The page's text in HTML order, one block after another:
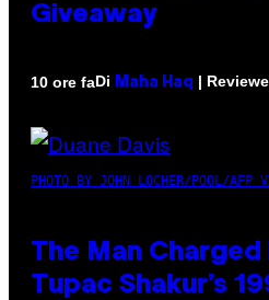
Giveaway
10 ore faDi Maha Haq |
PHOTO BY JOHN LOCHER/POOL/AFP
The Man Charged
Tupac Shakur’s